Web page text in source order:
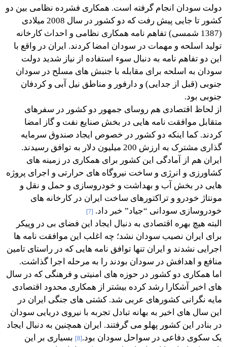
دولت سودان انجام گرفته است. همکاری فشرده نظامی بین دو
کشور تا جایی پیش رفت که دو کشور در سال 2008 میلادی
(1387 شمسی) تفاهم نامه همکاری نظامی و احداث کارخانه
تولید اسلحه و مهمات در سودان امضا کردند. ایران در واقع با
این دو تفاهم نامه به دنبال سوء استفاده از نیاز شدید دولت
سودان به اسلحه برای مقابله با جنبش های مسلح در سودان
جنوبی (قبل از جدایی) و دارفور و مناطق نیل آبی و کردفان
جنوبی بود.
از لحاظ اقتصادی هم روسای جمهور دو کشور در سفرهای
متقابل موافقت نامه هایی در بخش صنایع نفت و گاز امضا
کردند. کما اینکه دو کشور در خصوص ایجاد صندوق سرمایه
گذاری مشترک به ارزش 200 میلیون دلار به توافق رسیدند.
ایران هم از آمادگی این کشور برای همکاری در زمینه های
کشاورزی و انرژی و ساخت نیروگاه های حرارتی و اجرای پروژه
هایی در بخش آب و بهداشت و خودروسازی و حمل و نقل و
مونتاژ خودرو و تراکتورهای ساخت ایران در کارخانه های
خودروسازی سودانی “جیاد” خبر داد. [7]
البته هیچ بهره اقتصادی به دنبال ایجاد این فضای بی در وپیکر
برای ایران نصیب سودان نشد؛ چه اغلب این موافقت نامه ها
اجرایی نشدند و ایران تنها توافق نامه هایی که در راستای تامین
منافع و اهدافش در سودان بودند را به مرحله اجرا گذاشت.
اما همکاری دو کشور در حوزه های امنیتی و فرهنگی که در سال
های اخیر آشکارا رشد کرده بیشتر از همکاری محدود اقتصادی
مایه نگرانی کشورهای عربی شد. کشتی های جنگی ایران در
این سال های اخیر به بهانه تبادل تجربه با نیروی دریایی سودان
در بنادر این کشور پهلو می گرفتند. ایران همچنین به دنبال ایجاد
یک سکوی دفاعی در سواحل سودان بود. [8]
بسیاری بر این